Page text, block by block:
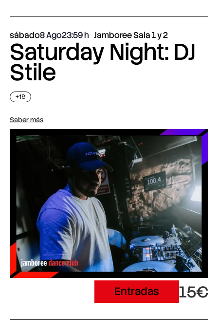
sábado8 Ago23:59 Jamboree Sala 1 y 2
Saturday Night: DJ
Stile
+18
Saber más
Entradas 15€